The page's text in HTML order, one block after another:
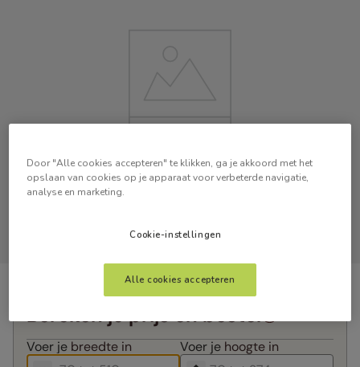
Bereken je prijs en bestel
Voer je breedte in Voer je hoogte in
Door "Alle cookies accepteren" te klikken, ga je akkoord met het
opslaan van cookies op je apparaat voor verbeterde navigatie,
analyse en marketing.
Cookie-instellingen
Alle cookies accepteren